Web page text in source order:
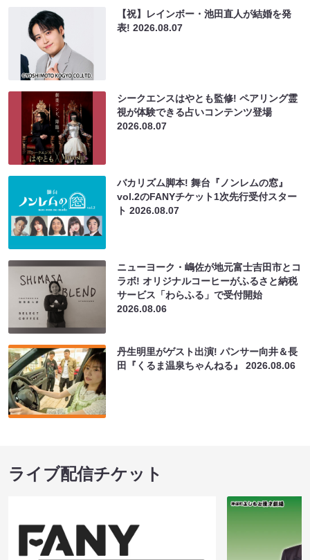
【祝】レインボー・池田直人が結婚を発
表!2026.08.07
シークエンスはやとも監修! ペアリング霊
視が体験できる占いコンテンツ登場
2026.08.07
バカリズム脚本! 舞台『ノンレムの窓』
vol.2のFANYチケット1次先行受付スター
ト2026.08.07
ニューヨーク・嶋佐が地元富士吉田市とコ
ラボ! オリジナルコーヒーがふるさと納税
サービス「わらふる」で受付開始
2026.08.06
丹生明里がゲスト出演! パンサー向井＆長
田『くるま温泉ちゃんねる』2026.08.06
ライブ配信チケット